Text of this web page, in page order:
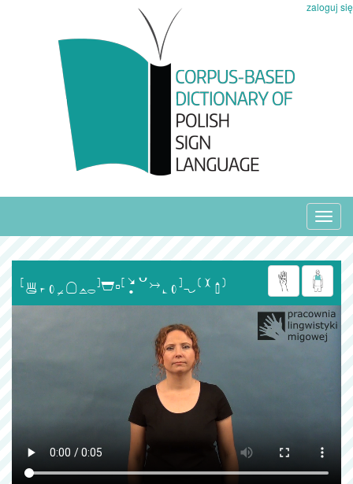
zaloguj się
